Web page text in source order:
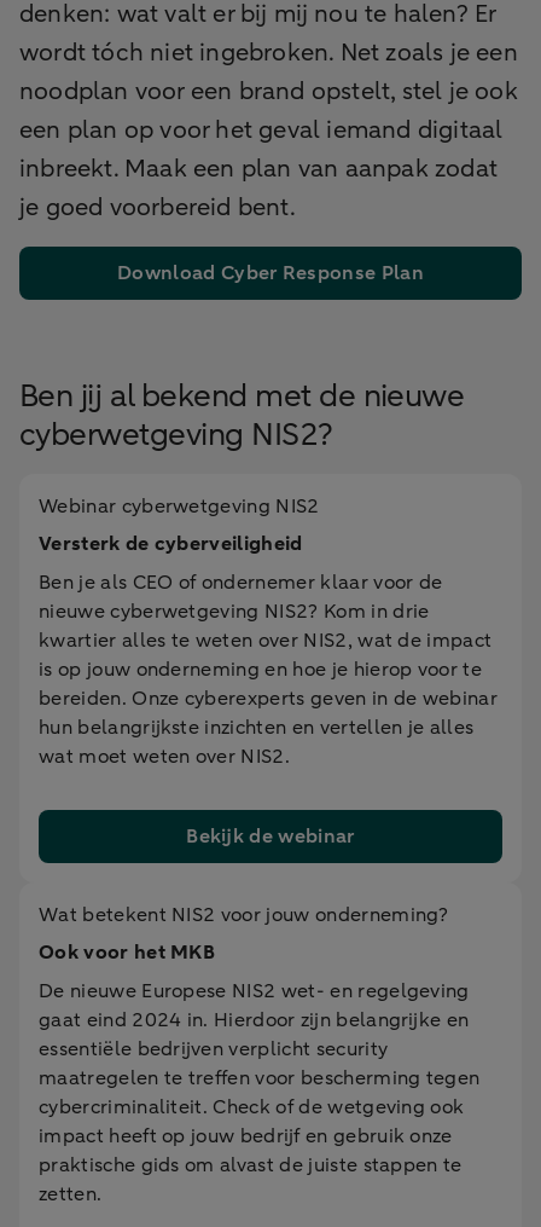
denken: wat valt er bij mij nou te halen? Er
wordt tóch niet ingebroken. Net zoals je een
noodplan voor een brand opstelt, stel je ook
een plan op voor het geval iemand digitaal
inbreekt. Maak een plan van aanpak zodat
je goed voorbereid bent.
Download Cyber Response Plan
Ben jij al bekend met de nieuwe
cyberwetgeving NIS2?
Webinar cyberwetgeving NIS2
Versterk de cyberveiligheid
Ben je als CEO of ondernemer klaar voor de
nieuwe cyberwetgeving NIS2? Kom in drie
kwartier alles te weten over NIS2, wat de impact
is op jouw onderneming en hoe je hierop voor te
bereiden. Onze cyberexperts geven in de webinar
hun belangrijkste inzichten en vertellen je alles
wat moet weten over NIS2.
Bekijk de webinar
Wat betekent NIS2 voor jouw onderneming?
Ook voor het MKB
De nieuwe Europese NIS2 wet- en regelgeving
gaat eind 2024 in. Hierdoor zijn belangrijke en
essentiële bedrijven verplicht security
maatregelen te treffen voor bescherming tegen
cybercriminaliteit. Check of de wetgeving ook
impact heeft op jouw bedrijf en gebruik onze
praktische gids om alvast de juiste stappen te
zetten.